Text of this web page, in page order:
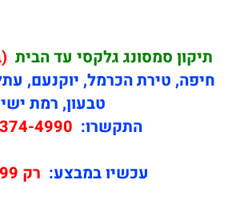
תיקון סמסונג גלקסי עד הבית
חיפה, טירת הכרמל, יוקנעם,
טבעון, רמת ישי
התקשרו: 4990
עכשיו במבצע: רק 499 ש"ח